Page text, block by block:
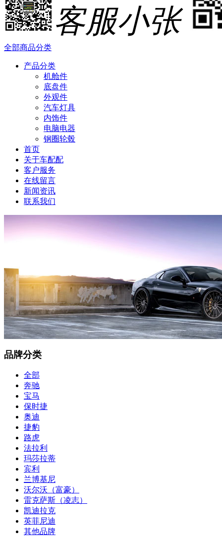
客服小张
全部商品分类
产品分类
机舱件
底盘件
外观件
汽车灯具
内饰件
电脑电器
钢圈轮毂
首页
关于车配配
客户服务
在线留言
新闻资讯
联系我们
品牌分类
全部
奔驰
宝马
保时捷
奥迪
捷豹
路虎
法拉利
玛莎拉蒂
宾利
兰博基尼
沃尔沃（富豪）
雷克萨斯（凌志）
凯迪拉克
英菲尼迪
其他品牌